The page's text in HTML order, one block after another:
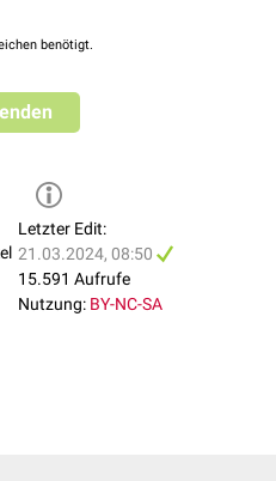
benötigt.
Letzter Edit:
21.03.2024, 08:50
15.591 Aufrufe
Nutzung: BY-NC-SA